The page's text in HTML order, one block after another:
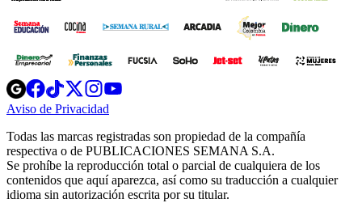
Opens
in
new
Opens
in
new
Opens
in
new
window
Opens
new
windowwindow
Aviso de Privacidad
new
window
Todas las marcas registradas son propiedad de la compañía
respectiva o de PUBLICACIONES SEMANA S.A.
Se prohíbe la reproducción total o parcial de cualquiera de los
contenidos que aquí aparezca, así como su traducción a cualquier
idioma sin autorización escrita por su titular.